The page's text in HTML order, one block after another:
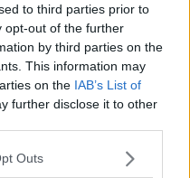
to third parties prior to
opt-out of the further
by third parties on the
This information may
on the IAB’s List of
further disclose it to other
Outs